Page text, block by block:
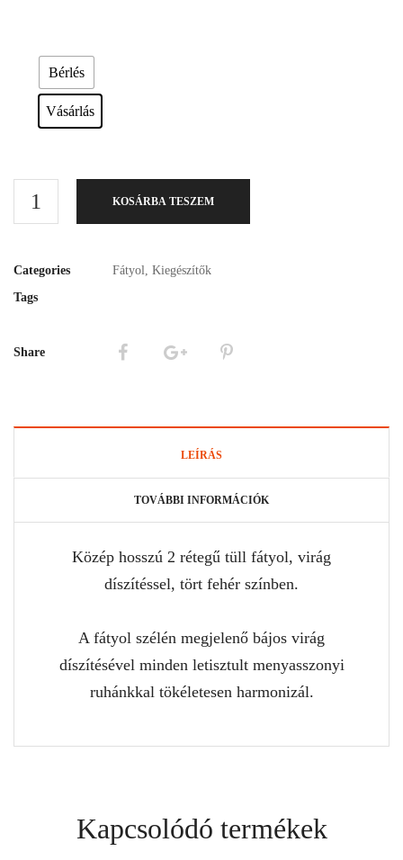
Bérlés
Vásárlás
KOSÁRBA TESZEM
Categories Fátyol, Kiegészítők
Tags
Share
LEÍRÁS
TOVÁBBI INFORMÁCIÓK
Közép hosszú 2 rétegű tüll fátyol, virág
díszítéssel, tört fehér színben.
A fátyol szélén megjelenő bájos virág
díszítésével minden letisztult menyasszonyi
ruhánkkal tökéletesen harmonizál.
Kapcsolódó termékek